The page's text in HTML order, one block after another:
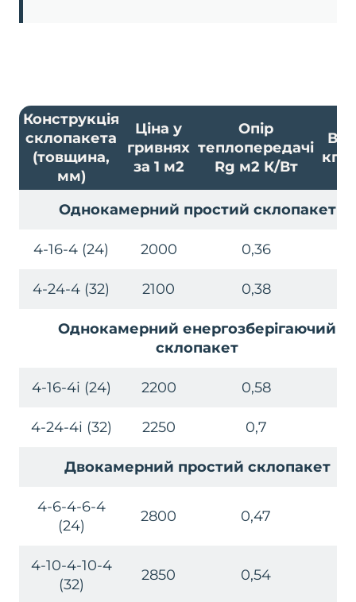
Конструкція
склопакета
(товщина,
мм)
Ціна у
гривнях
за 1 м2
Опір
теплопередачі
Rg м2 К/Вт
кг/
Однокамерний простий склопакет
4-16-4 (24) 2000 0,36
4-24-4 (32) 2100 0,38
Однокамерний енергозберігаючий
склопакет
4-16-4i (24) 2200 0,58
4-24-4i (32) 2250 0,7
Двокамерний простий склопакет
4-6-4-6-4
(24)
2800 0,47
4-10-4-10-4
(32)
2850 0,54